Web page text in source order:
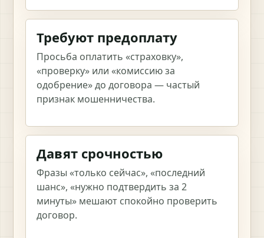
Требуют предоплату
Просьба оплатить «страховку»,
«проверку» или «комиссию за
одобрение» до договора — частый
признак мошенничества.
Давят срочностью
Фразы «только сейчас», «последний
шанс», «нужно подтвердить за 2
минуты» мешают спокойно проверить
договор.